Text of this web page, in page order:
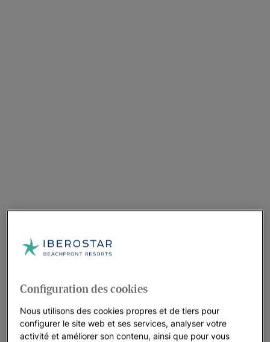
Configuration des cookies
Nous utilisons des cookies propres et de tiers pour
configurer le site web et ses services, analyser votre
activité et améliorer son contenu, ainsi que pour vous